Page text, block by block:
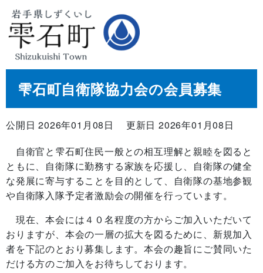
雫石町自衛隊協力会の会員募集
公開日 2026年01月08日
更新日 2026年01月08日
自衛官と雫石町住民一般との相互理解と親睦を図ると
ともに、自衛隊に勤務する家族を応援し、自衛隊の健全
な発展に寄与することを目的として、自衛隊の基地参観
や自衛隊入隊予定者激励会の開催を行っています。
現在、本会には４０名程度の方からご加入いただいて
おりますが、本会の一層の拡大を図るために、新規加入
者を下記のとおり募集します。本会の趣旨にご賛同いた
だける方のご加入をお待ちしております。